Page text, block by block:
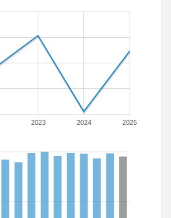
2023 2024 2025